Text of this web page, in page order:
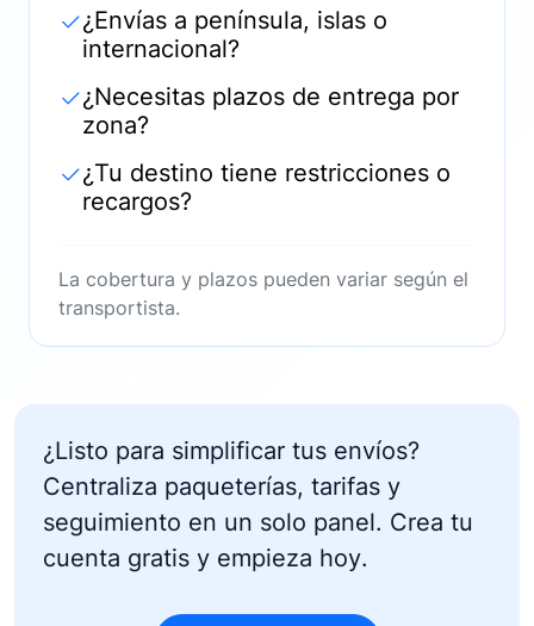
¿Envías a península, islas o
internacional?
¿Necesitas plazos de entrega por
zona?
¿Tu destino tiene restricciones o
recargos?
La cobertura y plazos pueden variar según el
transportista.
¿Listo para simplificar tus envíos?
Centraliza paqueterías, tarifas y
seguimiento en un solo panel. Crea tu
cuenta gratis y empieza hoy.